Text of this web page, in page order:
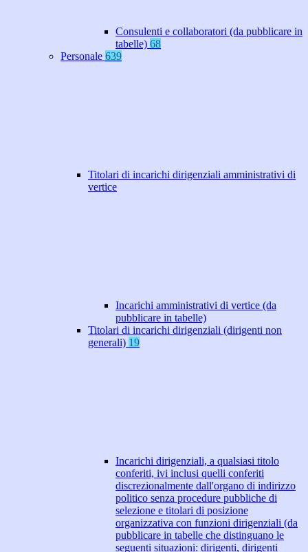
Consulenti e collaboratori (da pubblicare in
tabelle) 68
Personale 639
Titolari di incarichi dirigenziali amministrativi di
vertice
Incarichi amministrativi di vertice (da
pubblicare in tabelle)
Titolari di incarichi dirigenziali (dirigenti non
generali) 19
Incarichi dirigenziali, a qualsiasi titolo
conferiti, ivi inclusi quelli conferiti
discrezionalmente dall'organo di indirizzo
politico senza procedure pubbliche di
selezione e titolari di posizione
organizzativa con funzioni dirigenziali (da
pubblicare in tabelle che distinguano le
seguenti situazioni: dirigenti, dirigenti